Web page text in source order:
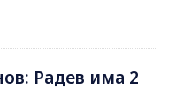
Радев има 2